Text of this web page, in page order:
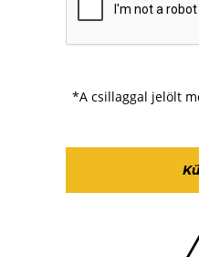
*A csillaggal jelölt